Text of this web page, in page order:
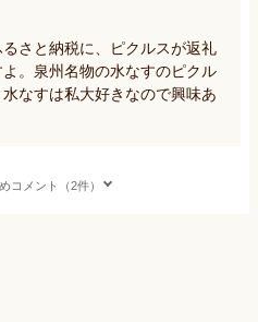
さと納税に、ピクルスが返礼
。泉州名物の水なすのピクル
なすは私大好きなので興味あ
コメント（2件）